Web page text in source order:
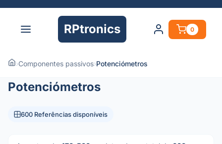
RPtronics 0
›Componentes passivos›Potenciómetros
Potenciómetros
600 Referências disponíveis